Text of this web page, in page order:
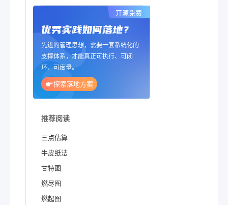
开源免费
优秀实践如何落地？
先进的管理思想，需要一套系统化的
支撑体系，才能真正可执行、可闭
环、可度量。
探索落地方案
推荐阅读
三点估算
牛皮纸法
甘特图
燃尽图
燃起图